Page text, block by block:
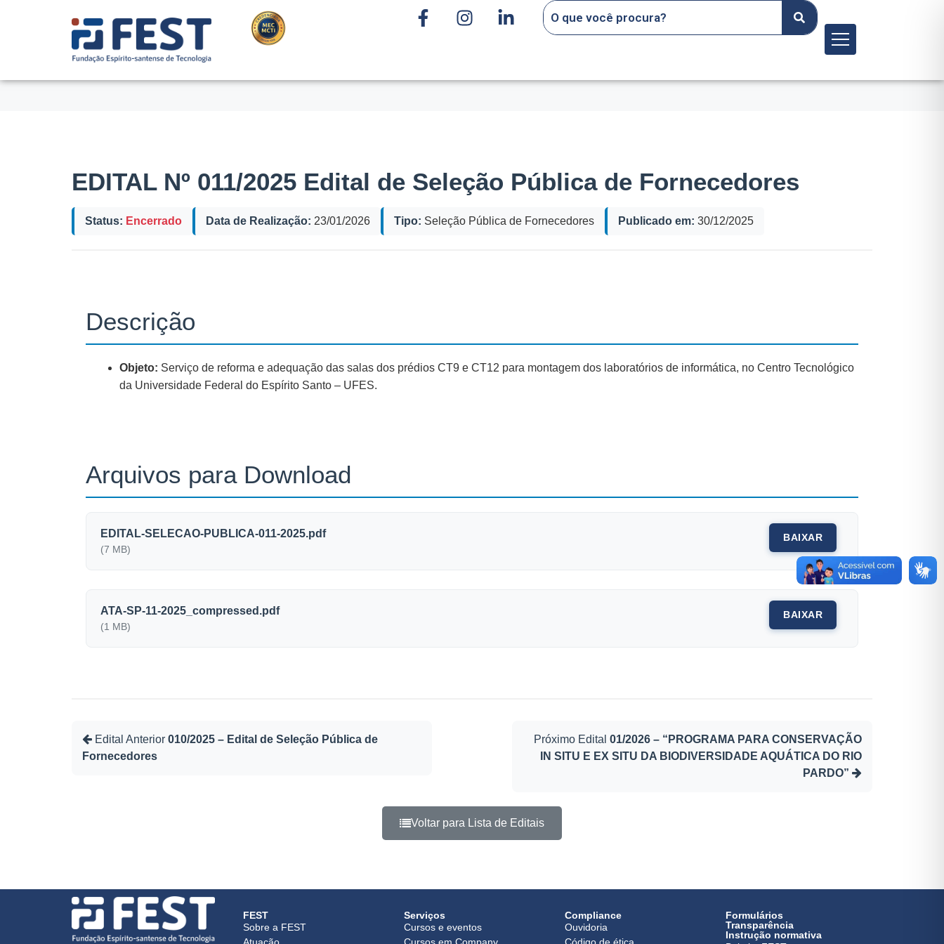
DEBUG: Post ID: 16415 | Post Type: edital | Tipos: Seleção Pública de Fornecedores
Menu
EDITAL Nº 011/2025 Edital de Seleção Pública de Fornecedores
Status: Encerrado Data de Realização: 23/01/2026 Tipo: Seleção Pública de Fornecedores Publicado em: 30/12/2025
Descrição
Objeto: Serviço de reforma e adequação das salas dos prédios CT9 e CT12 para montagem dos laboratórios de informática, no Centro Tecnológico
da Universidade Federal do Espírito Santo – UFES.
Arquivos para Download
EDITAL-SELECAO-PUBLICA-011-2025.pdf
(7 MB)
BAIXAR
ATA-SP-11-2025_compressed.pdf
(1 MB)
BAIXAR
Edital Anterior 010/2025 – Edital de Seleção Pública de
Fornecedores
Próximo Edital 01/2026 – “PROGRAMA PARA CONSERVAÇÃO
IN SITU E EX SITU DA BIODIVERSIDADE AQUÁTICA DO RIO
PARDO”
Voltar para Lista de Editais
FEST
Sobre a FEST
Serviços
Cursos e eventos
Compliance
Ouvidoria
Formulários
Transparência
Instrução normativa